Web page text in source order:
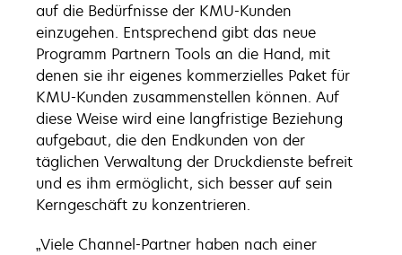
auf die Bedürfnisse der KMU-Kunden
einzugehen. Entsprechend gibt das neue
Programm Partnern Tools an die Hand, mit
denen sie ihr eigenes kommerzielles Paket für
KMU-Kunden zusammenstellen können. Auf
diese Weise wird eine langfristige Beziehung
aufgebaut, die den Endkunden von der
täglichen Verwaltung der Druckdienste befreit
und es ihm ermöglicht, sich besser auf sein
Kerngeschäft zu konzentrieren.
„Viele Channel-Partner haben nach einer